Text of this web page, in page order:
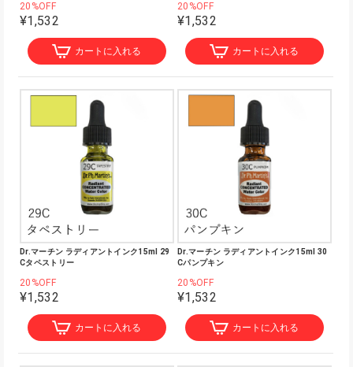
20%OFF
¥1,532
カートに入れる
20%OFF
¥1,532
カートに入れる
Dr.マーチン ラディアントインク15ml 29
Cタペストリー
20%OFF
¥1,532
カートに入れる
Dr.マーチン ラディアントインク15ml 30
Cパンプキン
20%OFF
¥1,532
カートに入れる